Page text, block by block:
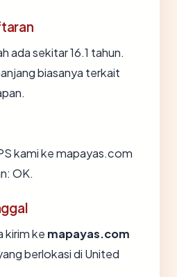
ada sekitar 16.1 tahun.
biasanya terkait
kami ke mapayas.com
OK.
kirim ke mapayas.com
berlokasi di United